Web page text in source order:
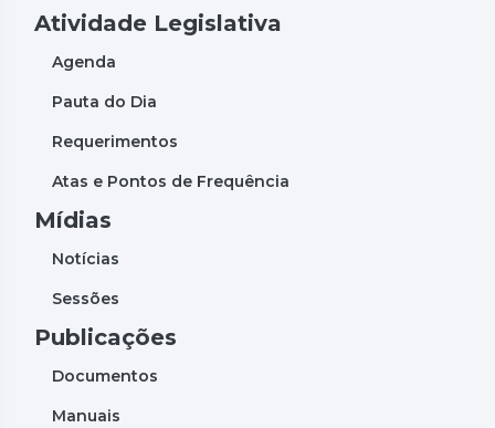
Atividade Legislativa
Agenda
Pauta do Dia
Requerimentos
Atas e Pontos de Frequência
Mídias
Notícias
Sessões
Publicações
Documentos
Manuais